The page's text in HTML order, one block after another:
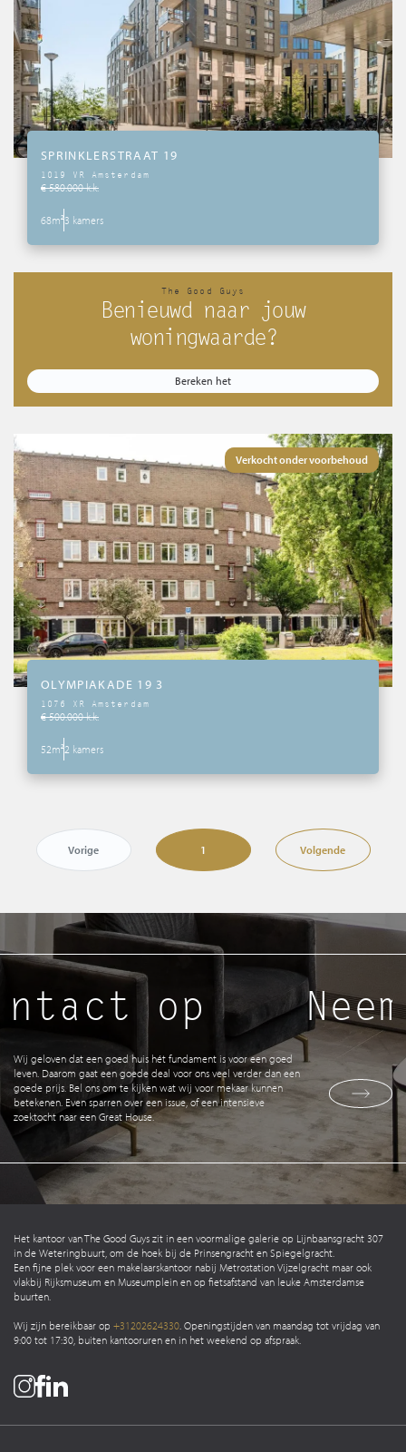
SPRINKLERSTRAAT 19
1019 VR Amsterdam
€ 580.000 k.k.
68m²3 kamers
The Good Guys
Benieuwd naar jouw
woningwaarde?
Bereken het
Verkocht onder voorbehoud
OLYMPIAKADE 19 3
1076 XR Amsterdam
€ 500.000 k.k.
52m²2 kamers
Vorige 1 Volgende
op
Wij geloven dat een goed huis hét fundament is voor een goed
leven. Daarom gaat een goede deal voor ons veel verder dan een
goede prijs. Bel ons om te kijken wat wij voor mekaar kunnen
betekenen. Even sparren over een issue, of een intensieve
zoektocht naar een Great House.
Het kantoor van The Good Guys zit in een voormalige galerie op Lijnbaansgracht 307
in de Weteringbuurt, om de hoek bij de Prinsengracht en Spiegelgracht.
Een fijne plek voor een makelaarskantoor nabij Metrostation Vijzelgracht maar ook
vlakbij Rijksmuseum en Museumplein en op fietsafstand van leuke Amsterdamse
buurten.
Wij zijn bereikbaar op +31202624330 . Openingstijden van maandag tot vrijdag van
9:00 tot 17:30, buiten kantooruren en in het weekend op afspraak.